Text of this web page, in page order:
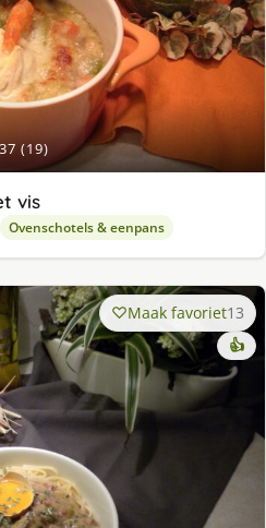
(19)
vis
Ovenschotels & eenpans
Maak favoriet13
👍